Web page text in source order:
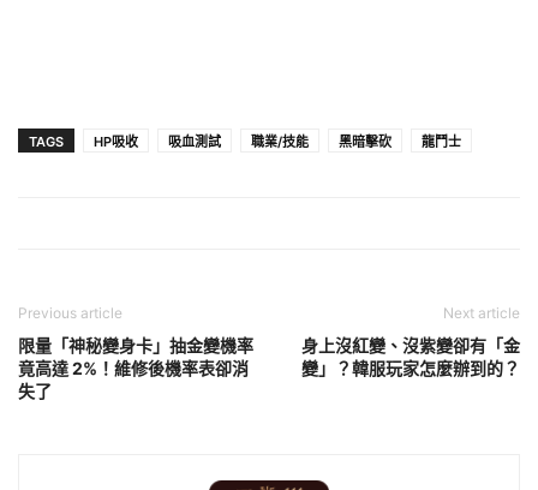
TAGS HP吸收 吸血測試 職業/技能 黑暗擊砍 龍鬥士
Previous article
限量「神秘變身卡」抽金變機率
竟高達 2%！維修後機率表卻消
失了
Next article
身上沒紅變、沒紫變卻有「金
變」？韓服玩家怎麼辦到的？